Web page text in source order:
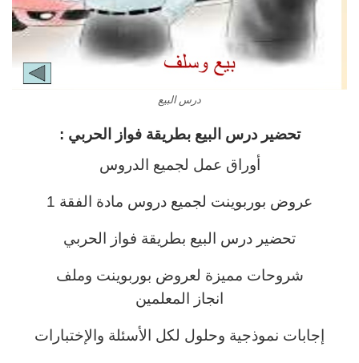
درس البيع
تحضير درس البيعبطريقة فواز الحربي :
أوراق عمل لجميع الدروس
عروض بوربوينت لجميع دروس مادة الفقة 1
تحضير درس البيع بطريقة فواز الحربي
شروحات مميزة لعروض بوربوينت وملف
انجاز المعلمين
إجابات نموذجية وحلول لكل الأسئلة والإختبارات